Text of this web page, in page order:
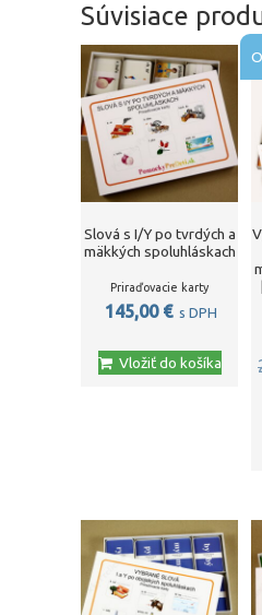
Súvisiace
Slová s I/Y po tvrdých a
mäkkých spoluhláskach
Priraďovacie karty
145,00 € s DPH
Vložiť do košíka